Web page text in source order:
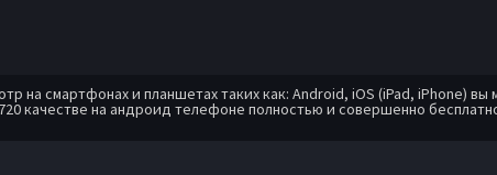
смартфонах и планшетах таких как: Android, iOS (iPad, iPhone) вы
качестве на андроид телефоне полностью и совершенно